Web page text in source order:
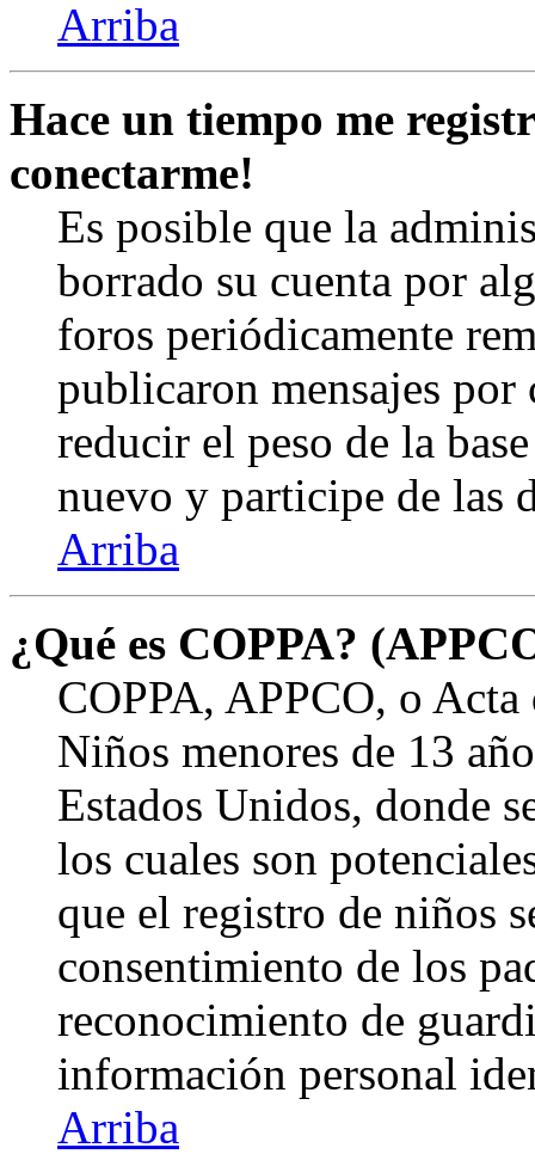
Arriba
Hace un tiempo me
conectarme!
Es posible que la
borrado su cuenta por
foros periódicamente
publicaron mensajes
reducir el peso de la
nuevo y participe de las
Arriba
¿Qué es COPPA?
COPPA, APPCO, o
Niños menores de 13
Estados Unidos, donde
los cuales son
que el registro de niños
consentimiento de los
reconocimiento de
información personal
Arriba